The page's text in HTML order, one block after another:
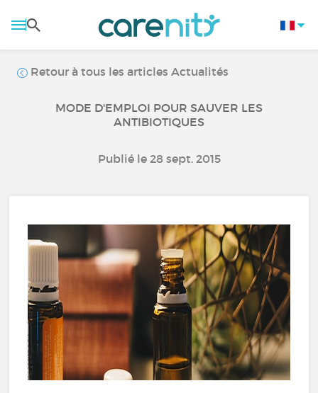
Retour à tous les articles Actualités
MODE D'EMPLOI POUR SAUVER LES
ANTIBIOTIQUES
Publié le 28 sept. 2015